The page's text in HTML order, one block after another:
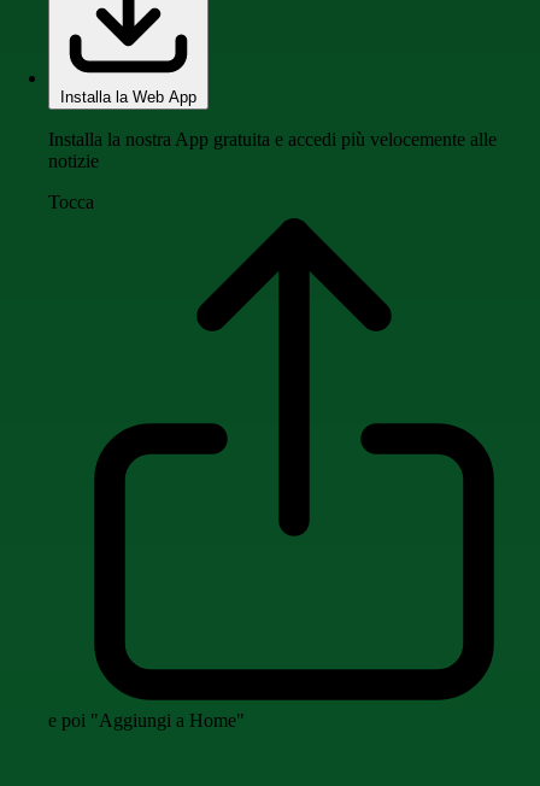
Installa la Web App
Installa la nostra App gratuita e accedi più velocemente alle
notizie
Tocca
e poi "Aggiungi a Home"